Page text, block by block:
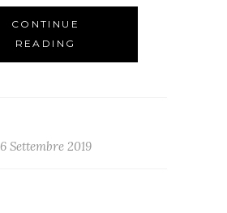
CONTINUE
READING
6 Settembre 2019